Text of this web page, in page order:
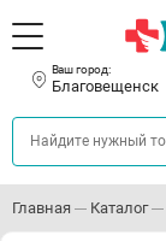
Ваш город:
Благовещенск
Главная Каталог